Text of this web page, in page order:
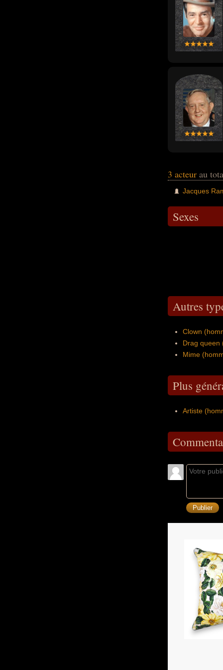
3 acteur au
Jacques
Sexes
Autres
Clown
Drag queen
Mime
Plus
Artiste